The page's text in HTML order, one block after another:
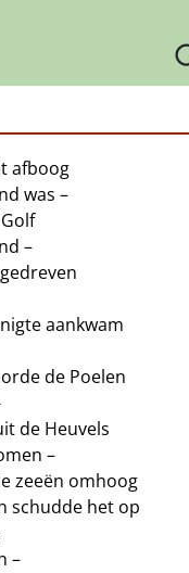
afboog
was –
–
aankwam
de Poelen
de Heuvels
–
zeeën omhoog
schudde het op
–